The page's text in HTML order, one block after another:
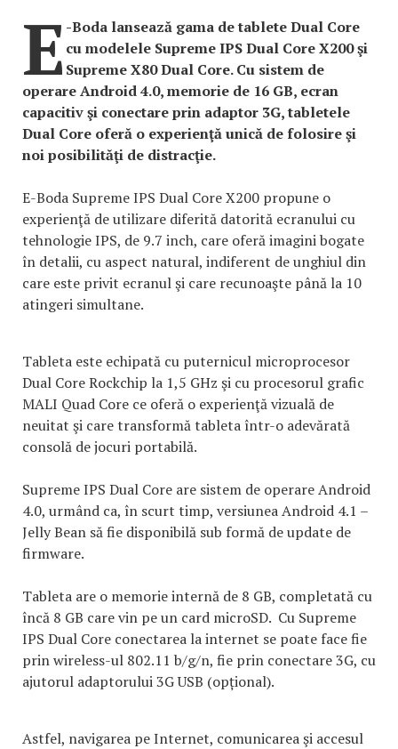
E -Boda lansează gama de tablete Dual Core
cu modelele Supreme IPS Dual Core X200 şi
Supreme X80 Dual Core. Cu sistem de
operare Android 4.0, memorie de 16 GB, ecran
capacitiv şi conectare prin adaptor 3G, tabletele
Dual Core oferă o experienţă unică de folosire şi
noi posibilităţi de distracţie.
E-Boda Supreme IPS Dual Core X200 propune o
experienţă de utilizare diferită datorită ecranului cu
tehnologie IPS, de 9.7 inch, care oferă imagini bogate
în detalii, cu aspect natural, indiferent de unghiul din
care este privit ecranul şi care recunoaşte până la 10
atingeri simultane.
Tableta este echipată cu puternicul microprocesor
Dual Core Rockchip la 1,5 GHz şi cu procesorul grafic
MALI Quad Core ce oferă o experienţă vizuală de
neuitat şi care transformă tableta într-o adevărată
consolă de jocuri portabilă.
Supreme IPS Dual Core are sistem de operare Android
4.0, urmând ca, în scurt timp, versiunea Android 4.1 –
Jelly Bean să fie disponibilă sub formă de update de
firmware.
Tableta are o memorie internă de 8 GB, completată cu
încă 8 GB care vin pe un card microSD. Cu Supreme
IPS Dual Core conectarea la internet se poate face fie
prin wireless-ul 802.11 b/g/n, fie prin conectare 3G, cu
ajutorul adaptorului 3G USB (opțional).
Astfel, navigarea pe Internet, comunicarea şi accesul